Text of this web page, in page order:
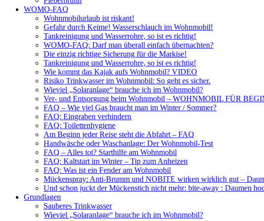
WOMO-FAQ
Wohnmobilurlaub ist riskant!
Gefahr durch Keime! Wasserschlauch im Wohnmobil!
Tankreinigung und Wasserrohre, so ist es richtig!
WOMO-FAQ: Darf man überall einfach übernachten?
Die einzig richtige Sicherung für die Markise!
Tankreinigung und Wasserrohre, so ist es richtig!
Wie kommt das Kajak aufs Wohnmobil? VIDEO
Risiko Trinkwasser im Wohnmobil: So geht es sicher.
Wieviel „Solaranlage“ brauche ich im Wohnmobil?
Ver- und Entsorgung beim Wohnmobil – WOHNMOBIL FÜR
FAQ – Wie viel Gas braucht man im Winter / Sommer?
FAQ: Eingraben verhindern
FAQ: Toilettenhygiene
Am Beginn jeder Reise steht die Abfahrt – FAQ
Handwäsche oder Waschanlage: Der Wohnmobil-Test
FAQ – Alles tot? Starthilfe am Wohnmobil
FAQ: Kaltstart im Winter – Tip zum Anheizen
FAQ: Was ist ein Fender am Wohnmobil
Mückenspray: Anti-Brumm und NOBITE wirken wirklich gut –
Und schon juckt der Mückenstich nicht mehr: bite-away : Daumen
Grundlagen
Sauberes Trinkwasser
Wieviel „Solaranlage“ brauche ich im Wohnmobil?